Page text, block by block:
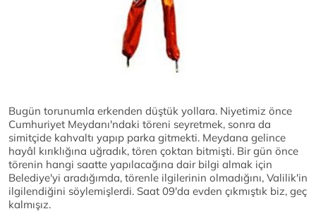
Bugün torunumla erkenden düştük yollara. Niyetimiz önce
Cumhuriyet Meydanı'ndaki töreni seyretmek, sonra da
simitçide kahvaltı yapıp parka gitmekti. Meydana gelince
hayâl kırıklığına uğradık, tören çoktan bitmişti. Bir gün önce
törenin hangi saatte yapılacağına dair bilgi almak için
Belediye'yi aradığımda, törenle ilgilerinin olmadığını, Valilik'in
ilgilendiğini söylemişlerdi. Saat 09'da evden çıkmıştık biz, geç
kalmışız.